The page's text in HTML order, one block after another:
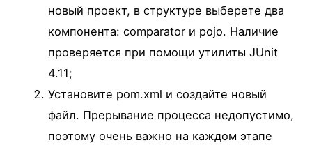
новый проект, в структуре выберете два
компонента: comparator и pojo. Наличие
проверяется при помощи утилиты JUnit
4.11;
Установите pom.xml и создайте новый
файл. Прерывание процесса недопустимо,
поэтому очень важно на каждом этапе